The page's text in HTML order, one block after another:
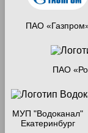
ПАО
ПАО
МУП "Водоканал"
Екатеринбург